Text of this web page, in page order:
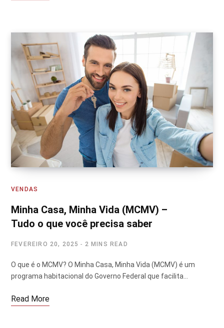
VENDAS
Minha Casa, Minha Vida (MCMV) –
Tudo o que você precisa saber
FEVEREIRO 20, 2025 2 MINS READ
O que é o MCMV? O Minha Casa, Minha Vida (MCMV) é um
programa habitacional do Governo Federal que facilita…
Read More